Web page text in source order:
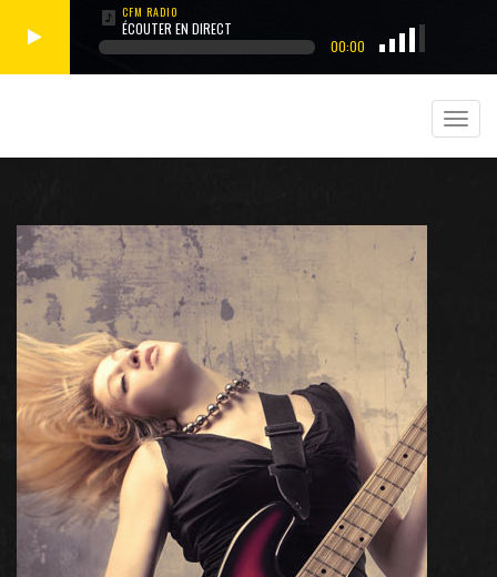
ÉCOUTER EN DIRECT
00:00